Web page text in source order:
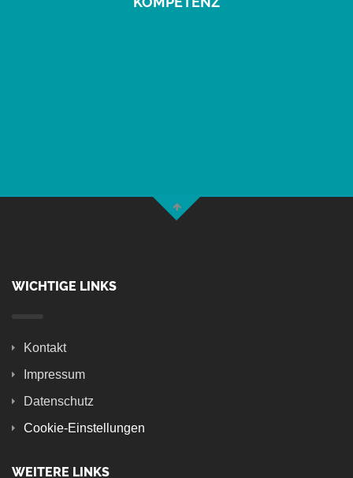
WICHTIGE LINKS
Kontakt
Impressum
Datenschutz
Cookie-Einstellungen
WEITERE LINKS